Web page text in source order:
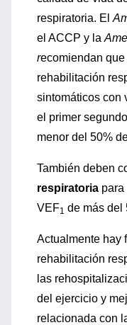
respiratoria. El
el ACCP y la
recomiendan
rehabilitación
sintomáticos con
el primer
menor del 50%
También deben
respiratoria para
VEF1 de más del
Actualmente hay
rehabilitación
las
del ejercicio y
relacionada con